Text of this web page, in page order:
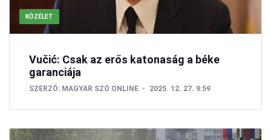
KÖZÉLET
Vučić: Csak az erős katonaság a béke
garanciája
SZERZŐ: MAGYAR SZÓ ONLINE 2025. 12. 27. 9:59